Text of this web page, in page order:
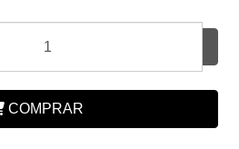
COMPRAR